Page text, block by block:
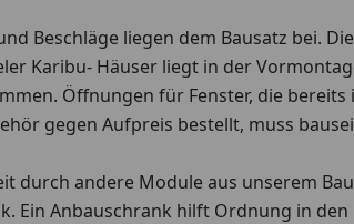
Beschläge liegen dem Bausatz bei.
Karibu- Häuser liegt in der
Öffnungen für Fenster, die
gegen Aufpreis bestellt, muss
durch andere Module aus unserem
Ein Anbauschrank hilft Ordnung in